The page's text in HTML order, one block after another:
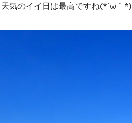
気のイイ日は最高ですね(*´ω｀*)